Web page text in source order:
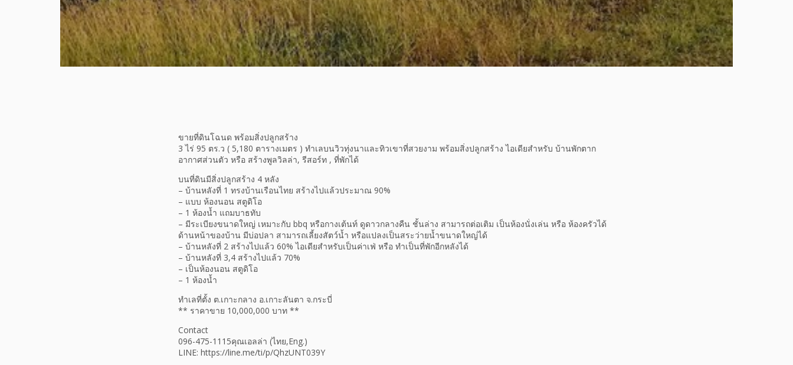
ขายที่ดินโฉนด พร้อมสิ่งปลูกสร้าง
3 ไร่ 95 ตร.ว ( 5,180 ตารางเมตร ) ทำเลบนวิวทุ่งนาและทิวเขาที่สวยงาม พร้อมสิ่งปลูกสร้าง ไอเดียสำหรับ บ้านพักตาก
อากาศส่วนตัว หรือ สร้างพูลวิลล่า, รีสอร์ท , ที่พักได้
บนที่ดินมีสิ่งปลูกสร้าง 4 หลัง
– บ้านหลังที่ 1 ทรงบ้านเรือนไทย สร้างไปแล้วประมาณ 90%
– แบบ ห้องนอน สตูดิโอ
– 1 ห้องน้ำ แถมบาธทับ
– มีระเบียงขนาดใหญ่ เหมาะกับ bbq หรือกางเต้นท์ ดูดาวกลางคืน ชั้นล่าง สามารถต่อเติม เป็นห้องนั่งเล่น หรือ ห้องครัวได้
ด้านหน้าของบ้าน มีบ่อปลา สามารถเลี้ยงสัตว์น้ำ หรือแปลงเป็นสระว่ายน้ำขนาดใหญ่ได้
– บ้านหลังที่ 2 สร้างไปแล้ว 60% ไอเดียสำหรับเป็นค่าเฟ่ หรือ ทำเป็นที่พักอีกหลังได้
– บ้านหลังที่ 3,4 สร้างไปแล้ว 70%
– เป็นห้องนอน สตูดิโอ
– 1 ห้องน้ำ
ทำเลที่ตั้ง ต.เกาะกลาง อ.เกาะลันตา จ.กระบี่
** ราคาขาย 10,000,000 บาท **
Contact
096-475-1115คุณเอลล่า (ไทย,Eng.)
LINE: https://line.me/ti/p/QhzUNT039Y